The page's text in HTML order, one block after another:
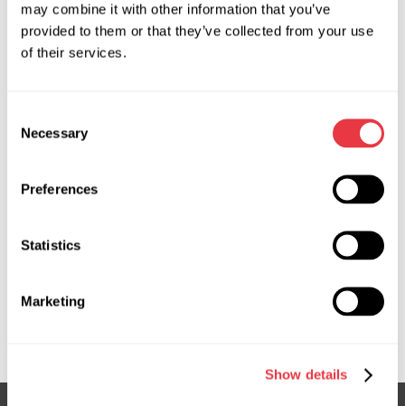
may combine it with other information that you’ve
provided to them or that they’ve collected from your use
of their services.
Selection
Necessary
Preferences
Statistics
Marketing
Show details
виставках у 2026 році
на провідних світових виставках автомобільного
зустріч у різних країнах світу.